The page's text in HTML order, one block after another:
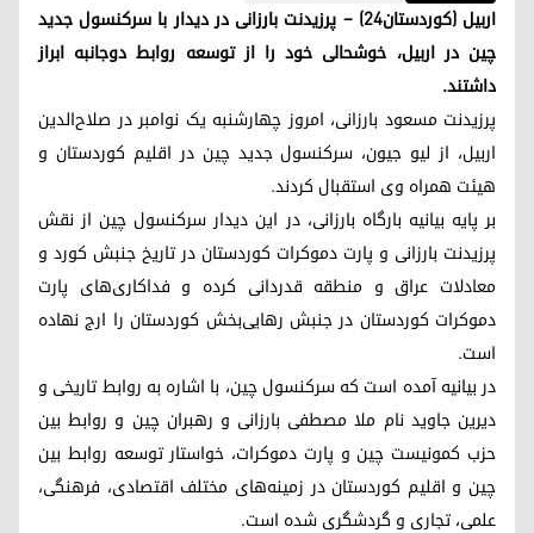
اربیل (کوردستان٢٤) – پرزیدنت بارزانی در دیدار با سرکنسول جدید
چین در اربیل، خوشحالی خود را از توسعه روابط دوجانبه ابراز
داشتند.
پرزیدنت مسعود بارزانی، امروز چهارشنبه یک نوامبر در صلاح‌الدین
اربیل، از لیو جیون، سرکنسول جدید چین در اقلیم کوردستان و
هیئت همراه وی استقبال کردند.
بر پایه بیانیه بارگاه بارزانی، در این دیدار سرکنسول چین از نقش
پرزیدنت بارزانی و پارت دموکرات کوردستان در تاریخ جنبش کورد و
معادلات عراق و منطقه قدردانی کرده و فداکاری‌های پارت
دموکرات کوردستان در جنبش رهایی‌بخش کوردستان را ارج نهاده
است.
در بیانیه آمده است که سرکنسول چین، با اشاره به روابط تاریخی و
دیرین جاوید نام ملا مصطفی بارزانی و رهبران چین و روابط بین
حزب کمونیست چین و پارت دموکرات، خواستار توسعه روابط بین
چین و اقلیم کوردستان در زمینه‌‌های مختلف اقتصادی، فرهنگی،
علمی، تجاری و گردشگری شده است.